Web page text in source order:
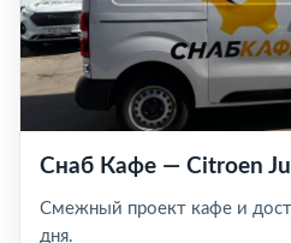
Снаб Кафе — Citroen
Смежный проект кафе и
дня.